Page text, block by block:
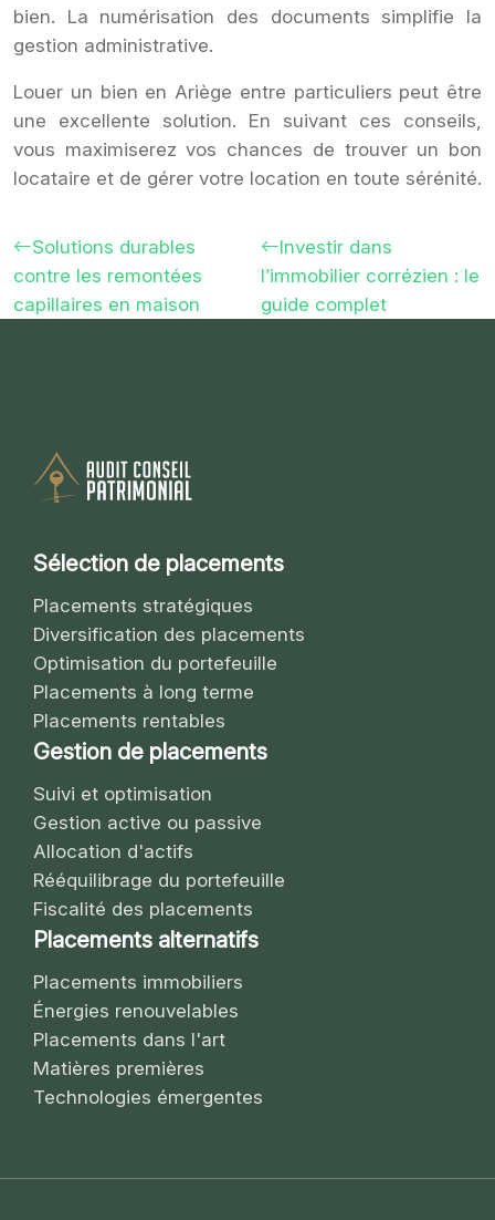
bien. La numérisation des documents simplifie la
gestion administrative.
Louer un bien en Ariège entre particuliers peut être
une excellente solution. En suivant ces conseils,
vous maximiserez vos chances de trouver un bon
locataire et de gérer votre location en toute sérénité.
Solutions durables
contre les remontées
capillaires en maison
Investir dans
l’immobilier corrézien : le
guide complet
Sélection de placements
Placements stratégiques
Diversification des placements
Optimisation du portefeuille
Placements à long terme
Placements rentables
Gestion de placements
Suivi et optimisation
Gestion active ou passive
Allocation d'actifs
Rééquilibrage du portefeuille
Fiscalité des placements
Placements alternatifs
Placements immobiliers
Énergies renouvelables
Placements dans l'art
Matières premières
Technologies émergentes